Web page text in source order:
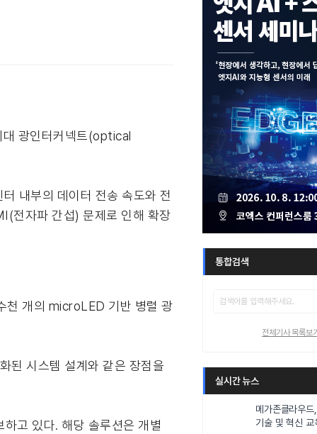
광인터커넥트(optical
내부의 데이터 전송 속도와 전
전자파 간섭) 문제로 인해 확장
천 개의 microLED 기반 병렬 광
시스템 설계와 같은 장점을
고 있다. 해당 솔루션은 개별
통합검색
전체기사 목록보
실시간 뉴스
메가존클라우드
기술 및 혁신